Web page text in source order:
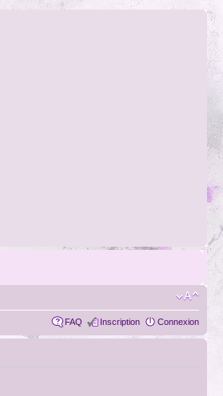
FAQ Inscription Connexion